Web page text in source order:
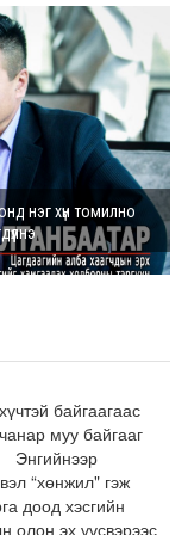
тохиролцох
газра...
буюу өндөр
олгосноор
нэг хүн томилно
байгаагаас
муу байгааг
Энгийнээр
“хөнжил" гэж
доод хэсгийн
олон эх үүсвэрээс